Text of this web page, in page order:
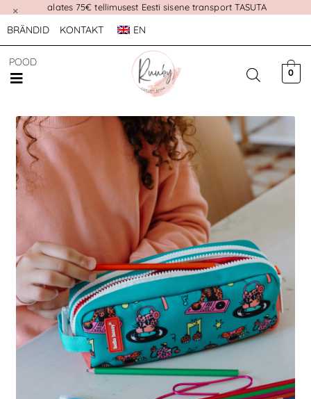
alates 75€ tellimusest Eesti sisene transport TASUTA
×
BRÄNDID KONTAKT EN
POOD
0